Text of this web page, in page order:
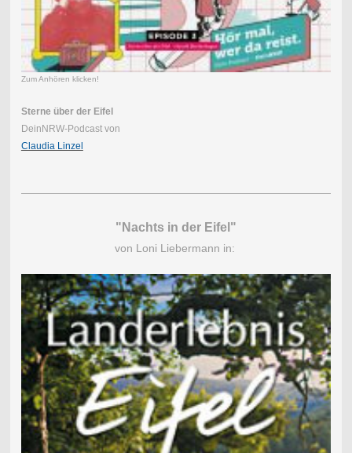
Zum Anhören klicken!
Sterne über der Eifel
DeinNRW-Podcast von
Claudia Linzel
"Nachts in der Eifel"
von Loni Liebermann in: